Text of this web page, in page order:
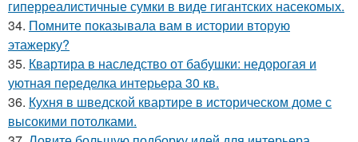
гиперреалистичные сумки в виде гигантских насекомых.
34. Помните показывала вам в истории вторую
этажерку?
35. Квартира в наследство от бабушки: недорогая и
уютная переделка интерьера 30 кв.
36. Кухня в шведской квартире в историческом доме с
высокими потолками.